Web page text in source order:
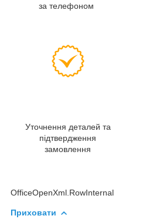
за телефоном
Уточнення деталей та
підтвердження
замовлення
OfficeOpenXml.RowInternal
Приховати